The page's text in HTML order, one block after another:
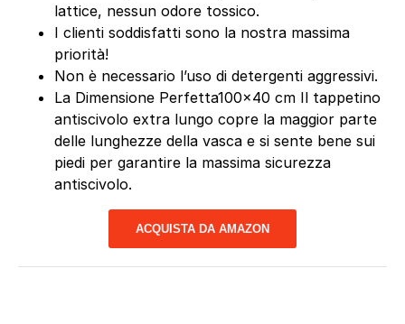
lattice, nessun odore tossico.
I clienti soddisfatti sono la nostra massima
priorità!
Non è necessario l’uso di detergenti aggressivi.
La Dimensione Perfetta100x40 cm Il tappetino
antiscivolo extra lungo copre la maggior parte
delle lunghezze della vasca e si sente bene sui
piedi per garantire la massima sicurezza
antiscivolo.
ACQUISTA DA AMAZON